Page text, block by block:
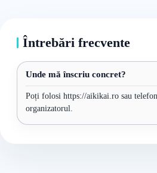
Întrebări frecvente
Unde mă înscriu concret?
Poți folosi https://aikikai.ro sau
organizatorul.